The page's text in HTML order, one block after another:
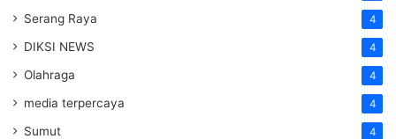
Serang Raya 4
DIKSI NEWS 4
Olahraga 4
media terpercaya 4
Sumut 4